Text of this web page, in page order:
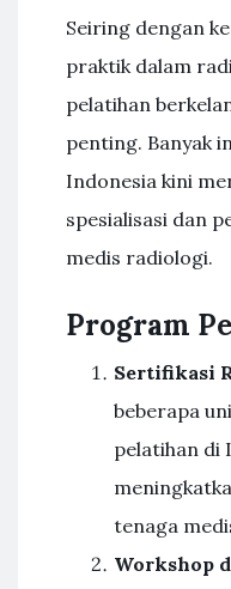
Seiring dengan
praktik dalam
pelatihan
penting. Banyak
Indonesia kini
spesialisasi dan
medis radiologi.
Program
Sertifikasi
beberapa
pelatihan di
tenaga
Workshop